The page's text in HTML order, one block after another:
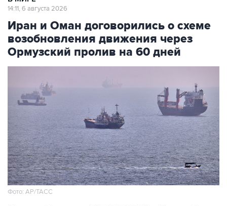
Иран и Оман договорились о схеме
возобновления движения через
Ормузский пролив на 60 дней
Фото: AP/ТАСС
Москва. 6 августа. INTERFAX.RU - Иран и Оман